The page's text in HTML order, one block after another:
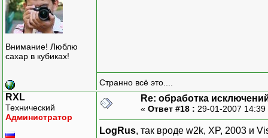
Внимание! Люблю
сахар в кубиках!
Странно всё это....
RXL
Технический
Администратор
Re: обработка
« Ответ #18 : 29-01-2007
LogRus, так вроде w2k, XP, 2003 и